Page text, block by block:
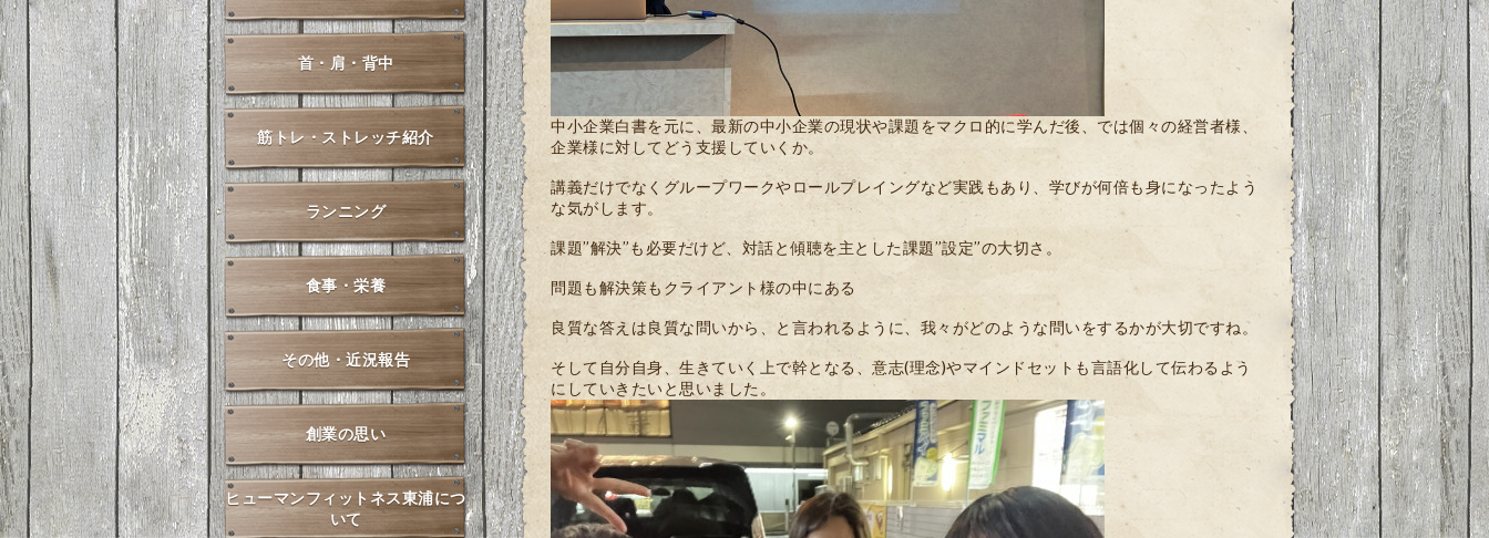
中小企業白書を元に、最新の中小企業の現状や課題をマクロ的に学んだ後、では個々の経営者様、
企業様に対してどう支援していくか。
講義だけでなくグループワークやロールプレイングなど実践もあり、学びが何倍も身になったよう
な気がします。
課題”解決”も必要だけど、対話と傾聴を主とした課題”設定”の大切さ。
問題も解決策もクライアント様の中にある
良質な答えは良質な問いから、と言われるように、我々がどのような問いをするかが大切ですね。
そして自分自身、生きていく上で幹となる、意志(理念)やマインドセットも言語化して伝わるよう
にしていきたいと思いました。
首・肩・背中
筋トレ・ストレッチ紹介
ランニング
食事・栄養
その他・近況報告
創業の思い
ヒューマンフィットネス東浦につ
いて